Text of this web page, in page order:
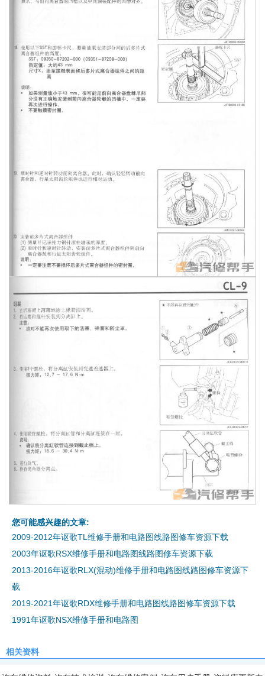
您可能感兴趣的文章:
2009-2012年讴歌TL维修手册和电路图线路图修车资源下载
2003年讴歌RSX维修手册和电路图线路图修车资源下载
2013-2016年讴歌RLX(混动)维修手册和电路图线路图修车资源下
载
2019-2021年讴歌RDX维修手册和电路图线路图修车资源下载
1991年讴歌NSX维修手册和电路图
相关资料